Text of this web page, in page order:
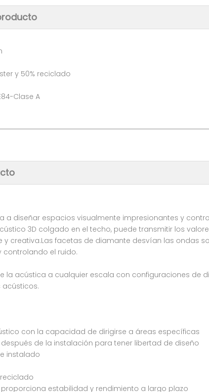
y 50% reciclado
Clase A
a diseñar espacios visualmente impresionantes y
3D colgado en el techo, puede transmitir los
y creativa.Las facetas de diamante desvían las ondas
controlando el ruido.
la acústica a cualquier escala con configuraciones
acústicos.
con la capacidad de dirigirse a áreas específicas
de la instalación para tener libertad de diseño
instalado
reciclado
estabilidad y rendimiento a largo plazo